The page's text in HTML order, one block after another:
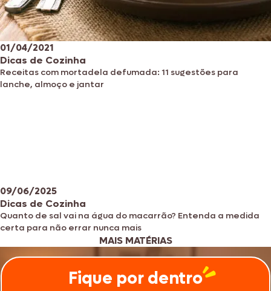
01/04/2021
Dicas de Cozinha
Receitas com mortadela defumada: 11 sugestões para
lanche, almoço e jantar
09/06/2025
Dicas de Cozinha
Quanto de sal vai na água do macarrão? Entenda a medida
certa para não errar nunca mais
MAIS MATÉRIAS
Fique por dentro